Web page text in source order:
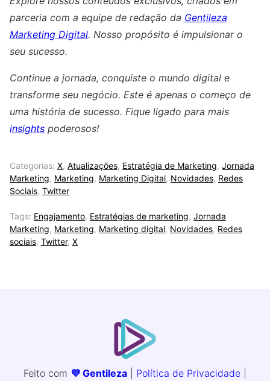
parceria com a equipe de redação da Gentileza
Marketing Digital. Nosso propósito é impulsionar o
seu sucesso.
Continue a jornada, conquiste o mundo digital e
transforme seu negócio. Este é apenas o começo de
uma história de sucesso. Fique ligado para mais
insights poderosos!
Categorias: X, Atualizações, Estratégia de Marketing, Jornada
Marketing, Marketing, Marketing Digital, Novidades, Redes
Sociais, Twitter
Tags: Engajamento, Estratégias de marketing, Jornada
Marketing, Marketing, Marketing digital, Novidades, Redes
sociais, Twitter, X
Feito com 💜 Gentileza Política de Privacidade